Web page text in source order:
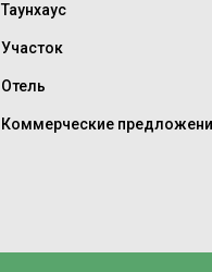
Таунхаус
Участок
Отель
Коммерческие